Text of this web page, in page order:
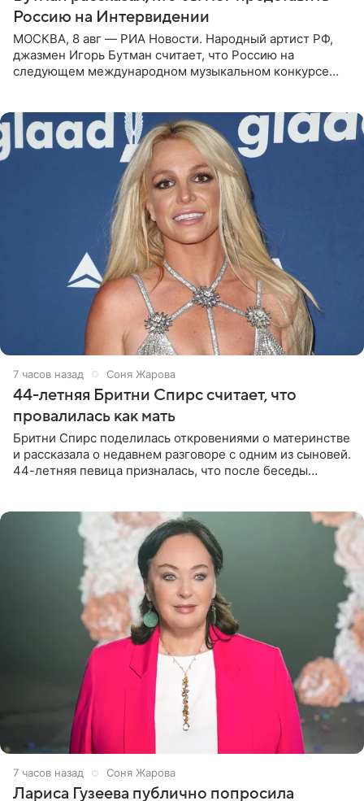
Россию на Интервидении
МОСКВА, 8 авг — РИА Новости. Народный артист РФ,
джазмен Игорь Бутман считает, что Россию на
следующем международном музыкальном конкурсе
7 часов назад Соня Жарова
44-летняя Бритни Спирс считает, что
провалилась как мать
Бритни Спирс поделилась откровениями о материнстве
и рассказала о недавнем разговоре с одним из сыновей.
44-летняя певица призналась, что после беседы
7 часов назад Соня Жарова
Лариса Гузеева публично попросила